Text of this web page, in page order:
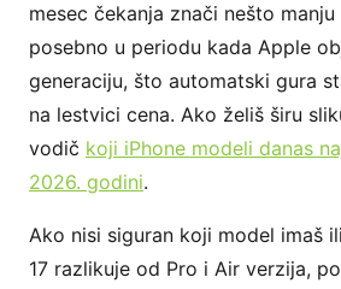
mesec čekanja znači nešto
posebno u periodu kada Apple
generaciju, što automatski gura
na lestvici cena. Ako želiš širu
vodič koji iPhone modeli danas
2026. godini.
Ako nisi siguran koji model imaš
17 razlikuje od Pro i Air verzija,